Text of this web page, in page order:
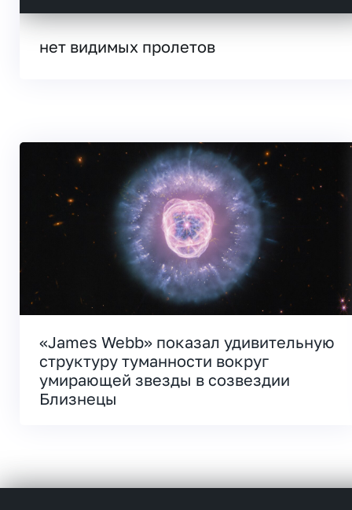
нет видимых пролетов
«James Webb» показал удивительную
структуру туманности вокруг
умирающей звезды в созвездии
Близнецы